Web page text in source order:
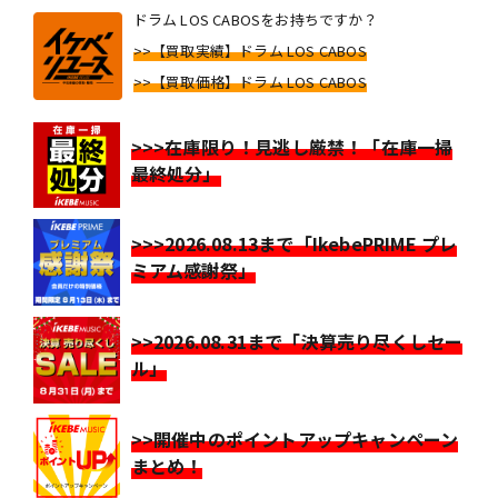
ドラム LOS CABOSをお持ちですか？
>>【買取実績】ドラム LOS CABOS
>>【買取価格】ドラム LOS CABOS
>>>在庫限り！見逃し厳禁！「在庫一掃
最終処分」
>>>2026.08.13まで「IkebePRIME プレ
ミアム感謝祭」
>>2026.08.31まで「決算売り尽くしセー
ル」
>>開催中のポイントアップキャンペーン
まとめ！